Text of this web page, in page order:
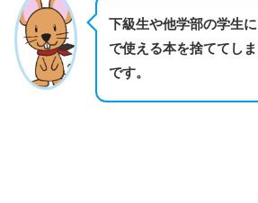
下級生や他学部の学生
で使える本を捨ててし
です。